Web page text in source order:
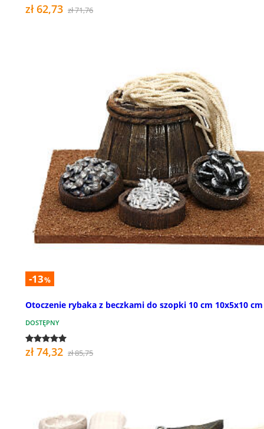
zł 62,73 zł 71,76
-13%
Otoczenie rybaka z beczkami do szopki 10 cm 10x5x10 cm
DOSTĘPNY
zł 74,32 zł 85,75